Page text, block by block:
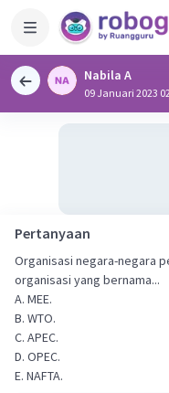
Nabila A
09 Januari 2023
Pertanyaan
Organisasi negara-negara
organisasi yang bernama...
A. MEE.
B. WTO.
C. APEC.
D. OPEC.
E. NAFTA.